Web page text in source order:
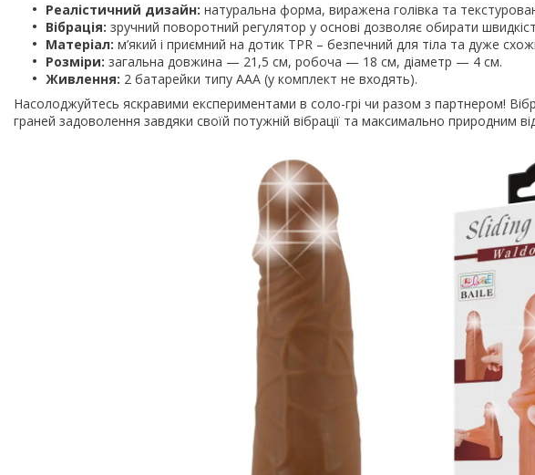
Реалістичний дизайн: натуральна форма, виражена голівка та
Вібрація: зручний поворотний регулятор у основі дозволяє обирати
Матеріал: м’який і приємний на дотик TPR – безпечний для тіла та дуже
Розміри: загальна довжина — 21,5 см, робоча — 18 см, діаметр — 4 см.
Живлення: 2 батарейки типу AAA (у комплект не входять).
Насолоджуйтесь яскравими експериментами в соло-грі чи разом з партнером!
граней задоволення завдяки своїй потужній вібрації та максимально природним